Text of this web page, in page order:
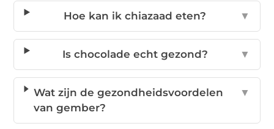
Hoe kan ik chiazaad eten? ▼
Is chocolade echt gezond? ▼
Wat zijn de gezondheidsvoordelen
van gember?
▼